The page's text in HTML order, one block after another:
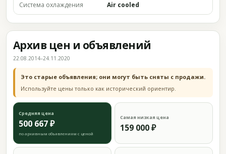
Система охлаждения Air cooled
Архив цен и объявлений
22.08.2014–24.11.2020
Это старые объявления; они могут быть сняты с продажи.
Используйте цены только как исторический ориентир.
Средняя цена
500 667 ₽
по архивным объявлениям с ценой
Самая низкая цена
159 000 ₽